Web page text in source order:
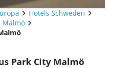
Hotels Schweden
Malmö
Park City Malmö